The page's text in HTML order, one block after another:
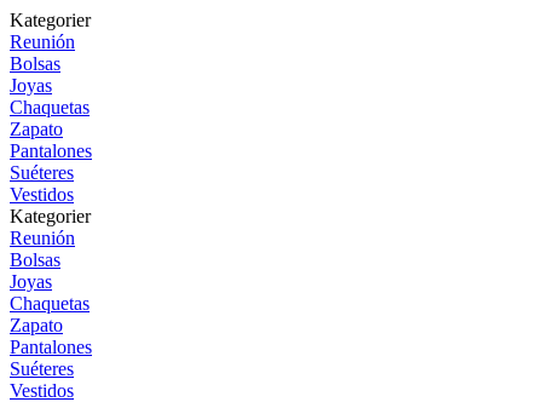
Kategorier
Reunión
Bolsas
Joyas
Chaquetas
Zapato
Pantalones
Suéteres
Vestidos
Kategorier
Reunión
Bolsas
Joyas
Chaquetas
Zapato
Pantalones
Suéteres
Vestidos